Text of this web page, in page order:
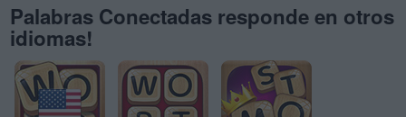
Palabras Conectadas responde en otros
idiomas!